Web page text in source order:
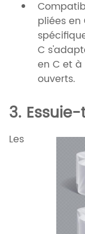
pliées
C
en C et
ouverts.
3.
Les